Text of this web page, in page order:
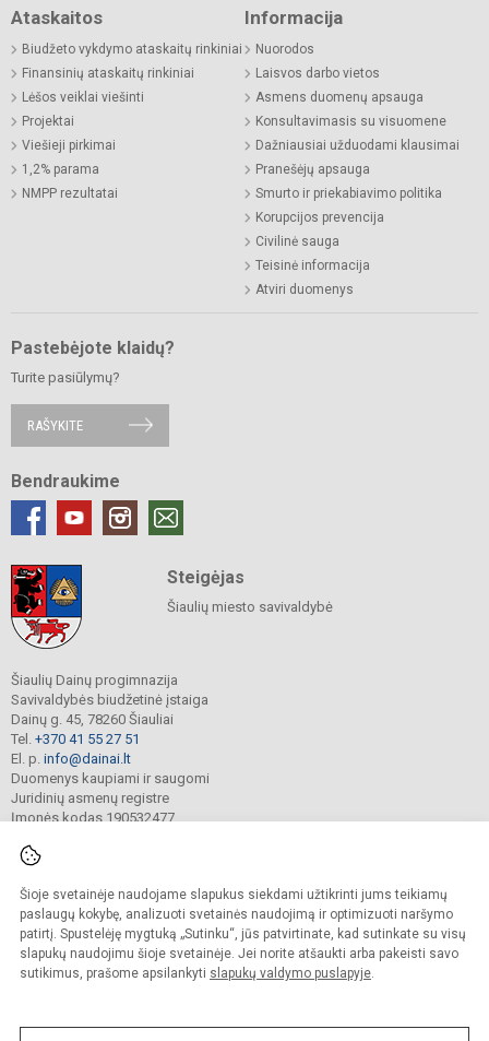
Šioje svetainėje naudojame slapukus siekdami užtikrinti jums teikiamų
paslaugų kokybę, analizuoti svetainės naudojimą ir optimizuoti naršymo
patirtį. Spustelėję mygtuką „Sutinku“, jūs patvirtinate, kad sutinkate su visų
slapukų naudojimu šioje svetainėje. Jei norite atšaukti arba pakeisti savo
sutikimus, prašome apsilankyti slapukų valdymo puslapyje.
Ataskaitos
Biudžeto vykdymo ataskaitų rinkiniai
Finansinių ataskaitų rinkiniai
Lėšos veiklai viešinti
Projektai
Viešieji pirkimai
1,2% parama
NMPP rezultatai
Informacija
Nuorodos
Laisvos darbo vietos
Asmens duomenų apsauga
Konsultavimasis su visuomene
Dažniausiai užduodami klausimai
Pranešėjų apsauga
Smurto ir priekabiavimo politika
Korupcijos prevencija
Civilinė sauga
Teisinė informacija
Atviri duomenys
Pastebėjote klaidų?
Turite pasiūlymų?
RAŠYKITE
Bendraukime
Steigėjas
Šiaulių miesto savivaldybė
Šiaulių Dainų progimnazija
Savivaldybės biudžetinė įstaiga
Dainų g. 45, 78260 Šiauliai
Tel. +370 41 55 27 51
El. p. info@dainai.lt
Duomenys kaupiami ir saugomi
Juridinių asmenų registre
Įmonės kodas 190532477
© 2023. Šiaulių Dainų progimnazija. Visos teisės saugomos.
Kopijuoti turinį be raštiško gimnazijos sutikimo griežtai draudžiama.
Prieinamumo paraiška Slapukų politika
Sumanus būdas atnaujinti